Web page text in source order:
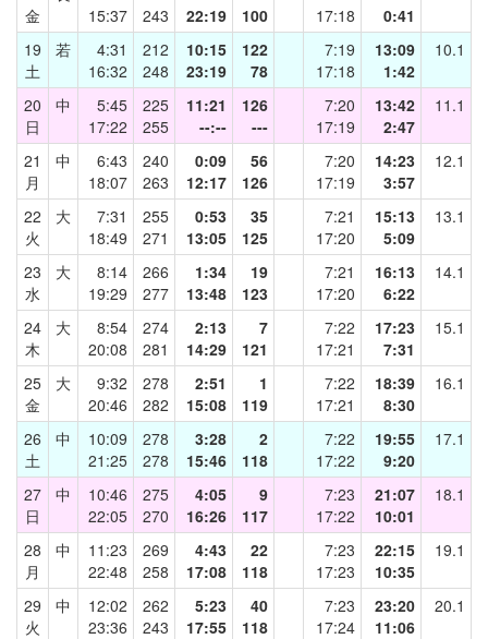
金
15:37
243
22:19
100
17:18
0:41
19
土
若
4:31
16:32
212
248
10:15
23:19
122
78
7:19
17:18
13:09
1:42
10.1
20
日
中
5:45
17:22
225
255
11:21
--:--
126
---
7:20
17:19
13:42
2:47
11.1
21
月
中
6:43
18:07
240
263
0:09
12:17
56
126
7:20
17:19
14:23
3:57
12.1
22
火
大
7:31
18:49
255
271
0:53
13:05
35
125
7:21
17:20
15:13
5:09
13.1
23
水
大
8:14
19:29
266
277
1:34
13:48
19
123
7:21
17:20
16:13
6:22
14.1
24
木
大
8:54
20:08
274
281
2:13
14:29
7
121
7:22
17:21
17:23
7:31
15.1
25
金
大
9:32
20:46
278
282
2:51
15:08
1
119
7:22
17:21
18:39
8:30
16.1
26
土
中
10:09
21:25
278
278
3:28
15:46
2
118
7:22
17:22
19:55
9:20
17.1
27
日
中
10:46
22:05
275
270
4:05
16:26
9
117
7:23
17:22
21:07
10:01
18.1
28
月
中
11:23
22:48
269
258
4:43
17:08
22
118
7:23
17:23
22:15
10:35
19.1
29
火
中
12:02
23:36
262
243
5:23
17:55
40
118
7:23
17:24
23:20
11:06
20.1